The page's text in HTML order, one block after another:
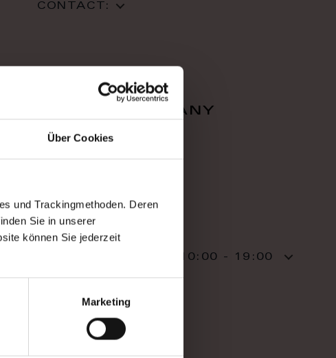
Über Cookies
und Trackingmethoden. Deren
Sie in unserer
können Sie jederzeit
Marketing
CONTACT:
falcon company
WORK TIME
10:00 - 19:00
CONTACT: